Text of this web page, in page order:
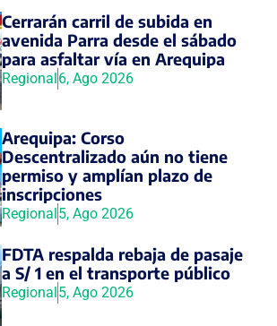
Cerrarán carril de subida en
avenida Parra desde el sábado
para asfaltar vía en Arequipa
Regional6, Ago 2026
Arequipa: Corso
Descentralizado aún no tiene
permiso y amplían plazo de
inscripciones
Regional5, Ago 2026
FDTA respalda rebaja de pasaje
a S/ 1 en el transporte público
Regional5, Ago 2026